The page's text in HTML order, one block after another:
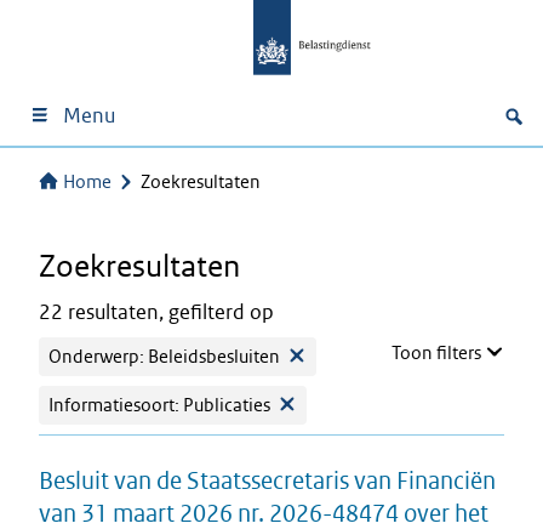
Menu
Home Zoekresultaten
Zoekresultaten
22 resultaten, gefilterd op
Onderwerp: Beleidsbesluiten
Informatiesoort: Publicaties
Toon filters
Besluit van de Staatssecretaris van Financiën
van 31 maart 2026 nr. 2026-48474 over het